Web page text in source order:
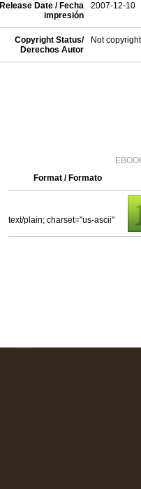
Release Date / Fecha
impresión
2007-12-10
Copyright Status/
Derechos Autor
Not
Format / Formato
text/plain; charset="us-ascii"